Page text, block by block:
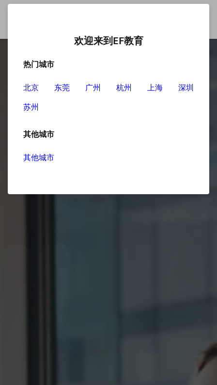
欢迎来到EF教育
热门城市
北京 东莞 广州 杭州 上海
深圳
苏州
其他城市
其他城市